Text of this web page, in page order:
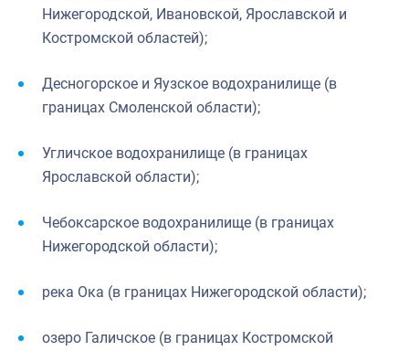
Нижегородской, Ивановской, Ярославской и
Костромской областей);
Десногорское и Яузское водохранилище (в
границах Смоленской области);
Угличское водохранилище (в границах
Ярославской области);
Чебоксарское водохранилище (в границах
Нижегородской области);
река Ока (в границах Нижегородской области);
озеро Галичское (в границах Костромской